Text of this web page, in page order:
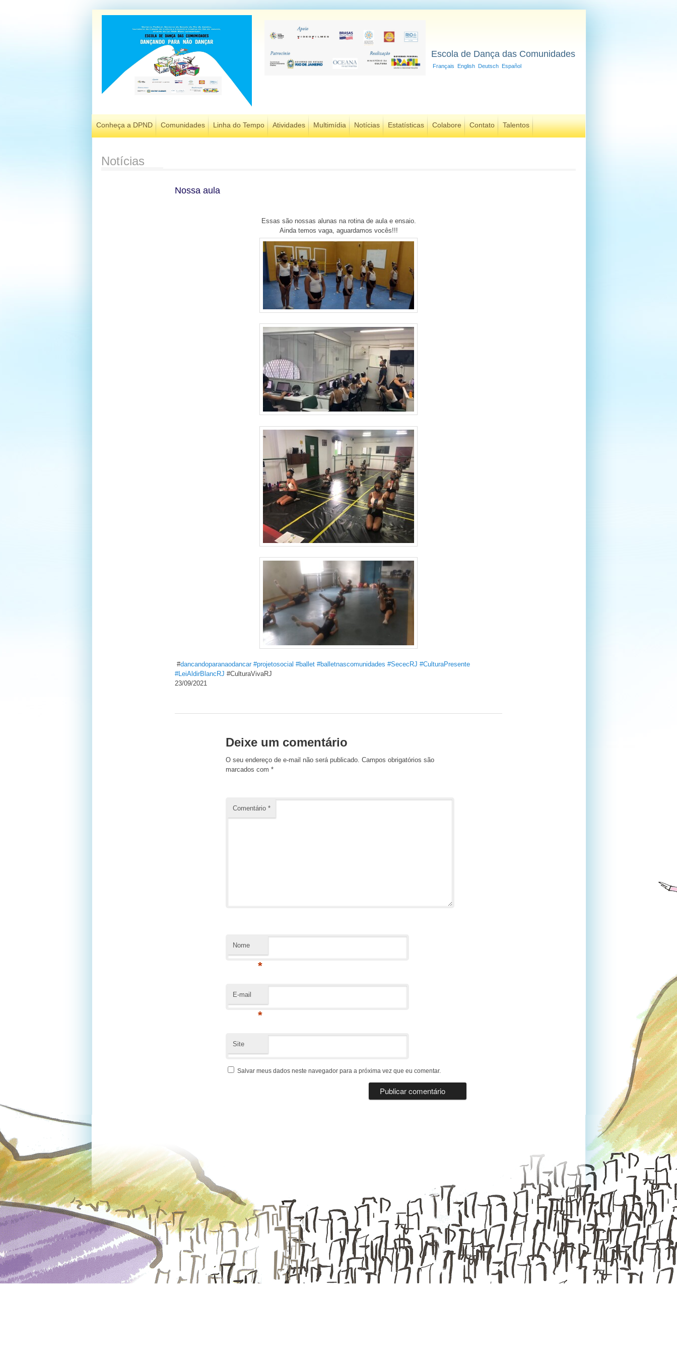
Escola de Dança das Comunidades
Français English Deutsch Español
Conheça a DPND Comunidades Linha do Tempo Atividades Multimídia Notícias Estatísticas Colabore Contato Talentos
Notícias
Nossa aula
Essas são nossas alunas na rotina de aula e ensaio.
Ainda temos vaga, aguardamos vocês!!!
#dancandoparanaodancar#projetosocial #ballet #balletnascomunidades #SececRJ #CulturaPresente
#LeiAldirBlancRJ #CulturaVivaRJ
23/09/2021
Deixe um comentário
O seu endereço de e-mail não será publicado. Campos obrigatórios são
marcados com*
Comentário*
Nome
*
E-mail
*
Site
Salvar meus dados neste navegador para a próxima vez que eu comentar.